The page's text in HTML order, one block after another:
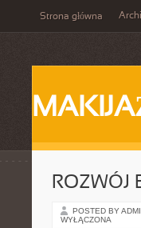
Strona główna
ROZWÓJ
POSTED BY
WYŁĄCZONA